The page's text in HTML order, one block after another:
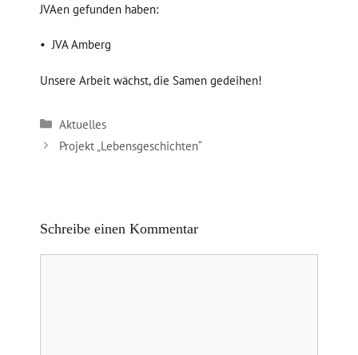
JVAen gefunden haben:
JVA Amberg
Unsere Arbeit wächst, die Samen gedeihen!
Kategorien
Aktuelles
Projekt „Lebensgeschichten“
Schreibe einen Kommentar